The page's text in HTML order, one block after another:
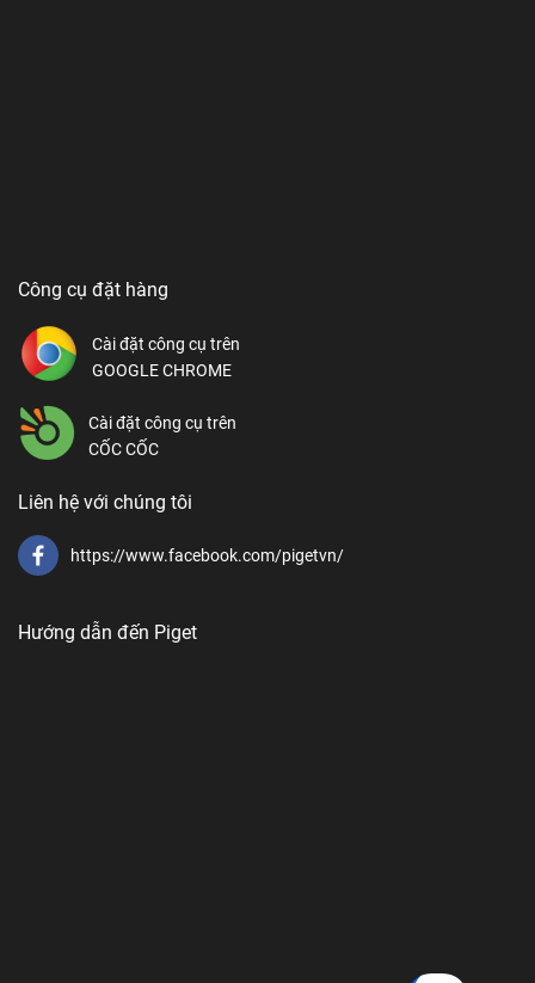
Công cụ đặt hàng
Cài đặt công cụ trên
GOOGLE CHROME
Cài đặt công cụ trên
CỐC CỐC
Liên hệ với chúng tôi
https://www.facebook.com/pigetvn/
Hướng dẫn đến Piget